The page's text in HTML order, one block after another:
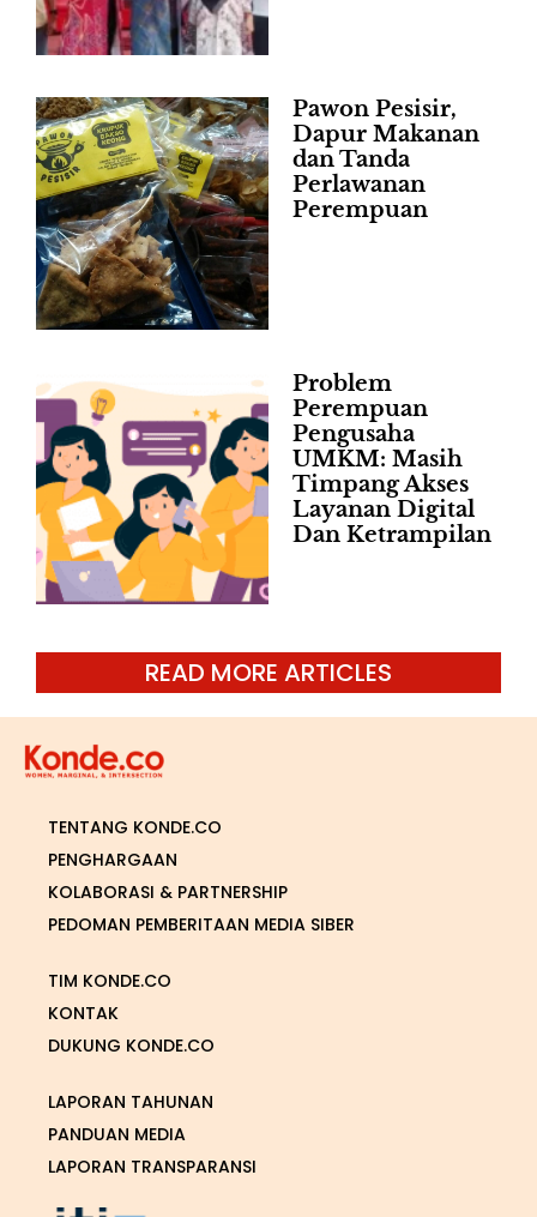
Pawon Pesisir,
Dapur Makanan
dan Tanda
Perlawanan
Perempuan
Problem
Perempuan
Pengusaha
UMKM: Masih
Timpang Akses
Layanan Digital
Dan Ketrampilan
READ MORE ARTICLES
TENTANG KONDE.CO
PENGHARGAAN
KOLABORASI & PARTNERSHIP
PEDOMAN PEMBERITAAN MEDIA SIBER
TIM KONDE.CO
KONTAK
DUKUNG KONDE.CO
LAPORAN TAHUNAN
PANDUAN MEDIA
LAPORAN TRANSPARANSI